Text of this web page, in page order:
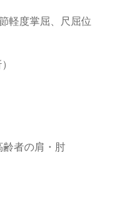
軽度掌屈、尺屈位
者の肩・肘